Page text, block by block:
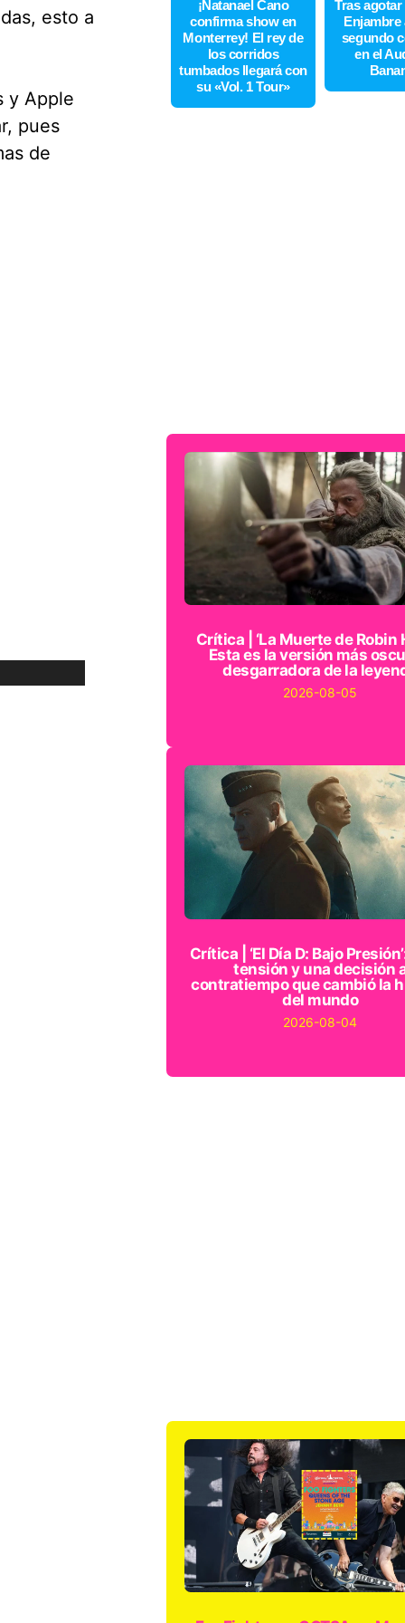
esto a
y Apple
pues
de
¡Natanael Cano
confirma show en
Monterrey! El rey de
los corridos
tumbados llegará con
su «Vol. 1 Tour»
Tras
Enjambre
segundo
en el
Crítica | ‘La Muerte de Robin
Esta es la versión más
desgarradora de la
2026-08-05
Crítica | ‘El Día D: Bajo
tensión y una decisión
contratiempo que cambió la
del mundo
2026-08-04